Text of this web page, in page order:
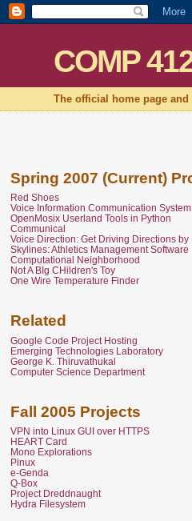
COMP
The official home page
Spring 2007 (Current)
Red Shoes
Voice Information Communication System
OpenMosix Userland Tools in Python
Communical
Voice Direction: Get Driving Directions by
Skylines: Athletics Management Software
Computational Neighborhood
Not A BIg CHildren's Toy
One Wire Temperature Finder
Related
Google Code Project Hosting
Emerging Technologies Laboratory
George K. Thiruvathukal
Computer Science Department
Fall 2005 Projects
VPN into Linux GUI over HTTPS
HEART Card
Mono Explorations
Pinux
e-Genda
Q-Box
Project Dreddnaught
Hydra Filesystem